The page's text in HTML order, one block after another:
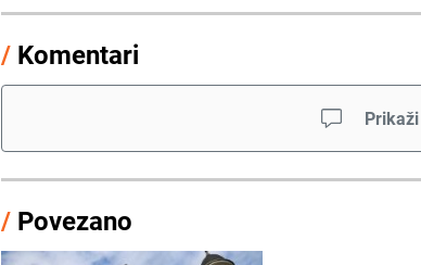
/ Komentari
/ Povezano